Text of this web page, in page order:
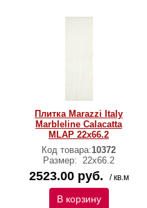
Плитка Marazzi Italy
Marbleline Calacatta
MLAP 22х66.2
Код товара:10372
Размер: 22х66.2
2523.00 руб. / кв.м
В корзину